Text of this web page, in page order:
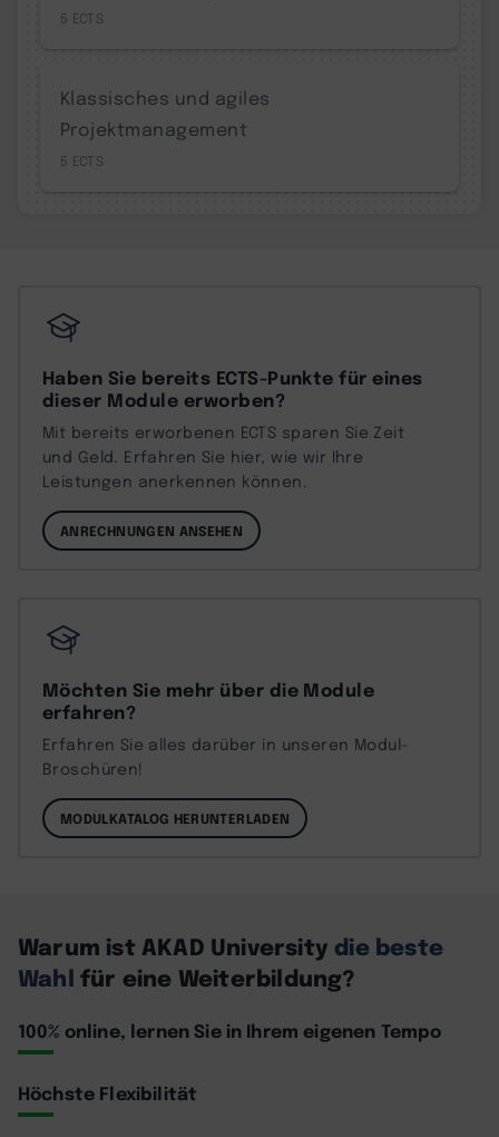
5
Klassisches und agiles
Projektmanagement
5
Haben Sie bereits ECTS-Punkte für eines
dieser Module erworben?
Mit bereits erworbenen ECTS sparen Sie Zeit
und Geld. Erfahren Sie hier, wie wir Ihre
Leistungen anerkennen können.
ANRECHNUNGEN ANSEHEN
Möchten Sie mehr über die Module
erfahren?
Erfahren Sie alles darüber in unseren Modul-
Broschüren!
MODULKATALOG HERUNTERLADEN
Warum ist AKAD Universitydie beste
Wahl für eine Weiterbildung?
100% online, lernen Sie in Ihrem eigenen Tempo
Höchste Flexibilität